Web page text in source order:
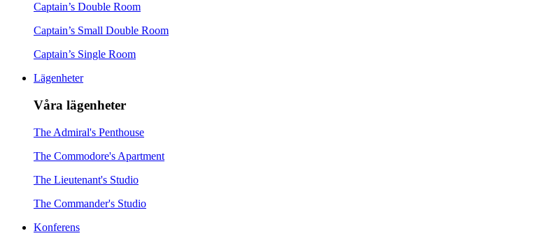
Captain’s Double Room
Captain’s Small Double Room
Captain’s Single Room
Lägenheter
Våra lägenheter
The Admiral's Penthouse
The Commodore's Apartment
The Lieutenant's Studio
The Commander's Studio
Konferens